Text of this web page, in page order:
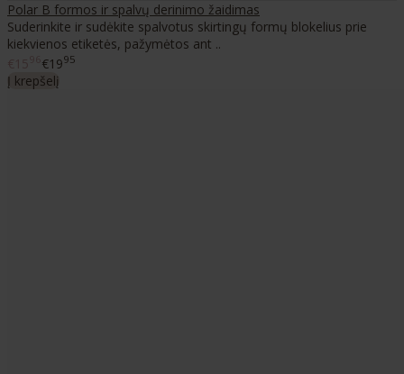
Polar B formos ir spalvų derinimo žaidimas
Suderinkite ir sudėkite spalvotus skirtingų formų blokelius prie
kiekvienos etiketės, pažymėtos ant ..
€1995
Į krepšelį